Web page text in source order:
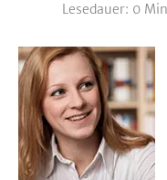
Lesedauer: 0